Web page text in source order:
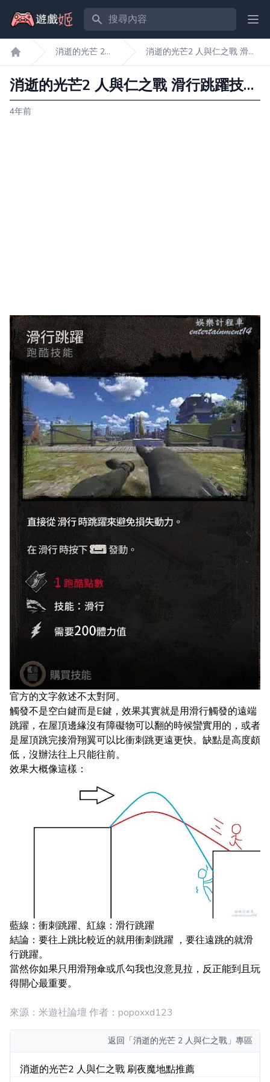
搜尋內容
遊戲姬首頁
消逝的光芒 2
人與仁之戰
消逝的光芒2 人與仁之戰 滑行
跳躍技能效果說明
消逝的光芒2 人與仁之戰 滑行跳躍技能效果說明
4年前
官方的文字敘述不太對阿。
觸發不是空白鍵而是E鍵，效果其實就是用滑行觸發的遠端
跳躍，在屋頂邊緣沒有障礙物可以翻的時候蠻實用的，或者
是屋頂跳完接滑翔翼可以比衝刺跳更遠更快。缺點是高度頗
低，沒辦法往上只能往前。
效果大概像這樣：
藍線：衝刺跳躍、紅線：滑行跳躍
結論：要往上跳比較近的就用衝刺跳躍 ，要往遠跳的就滑
行跳躍。
當然你如果只用滑翔傘或爪勾我也沒意見拉，反正能到且玩
得開心最重要。
來源：米遊社論壇 作者：popoxxd123
返回 「消逝的光芒 2 人與仁之戰」專區
消逝的光芒2 人與仁之戰 刷夜魔地點推薦